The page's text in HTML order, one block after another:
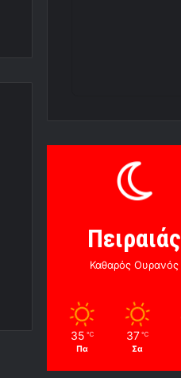
Πειραιάς
Καθαρός Ουρανός
35 ℃
Πα
37 ℃
Σα